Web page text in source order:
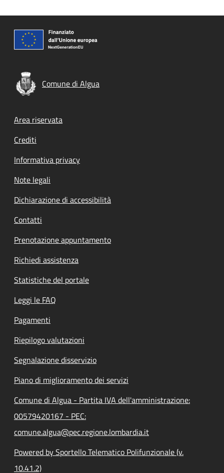
Comune di Algua
Footer menu
Area riservata
Crediti
Informativa privacy
Note legali
Dichiarazione di accessibilità
Contatti
Prenotazione appuntamento
Richiedi assistenza
Statistiche del portale
Leggi le FAQ
Pagamenti
Riepilogo valutazioni
Segnalazione disservizio
Piano di miglioramento dei servizi
Comune di Algua - Partita IVA dell'amministrazione:
00579420167 - PEC:
comune.algua@pec.regione.lombardia.it
Powered by Sportello Telematico Polifunzionale (v.
10.41.2)